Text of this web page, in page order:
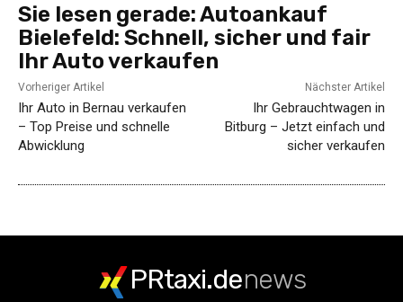
Sie lesen gerade:Autoankauf
Bielefeld: Schnell, sicher und fair
Ihr Auto verkaufen
Vorheriger Artikel
Ihr Auto in Bernau verkaufen
– Top Preise und schnelle
Abwicklung
Nächster Artikel
Ihr Gebrauchtwagen in
Bitburg – Jetzt einfach und
sicher verkaufen
PRtaxi.denews